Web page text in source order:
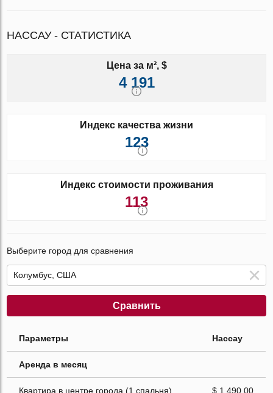
НАССАУ - СТАТИСТИКА
Цена за м², $
4 191
Индекс качества жизни
123
Индекс стоимости проживания
113
Выберите город для сравнения
Сравнить
Параметры Нассау
Аренда в месяц
Квартира в центре города (1 спальня) $ 1 490.00